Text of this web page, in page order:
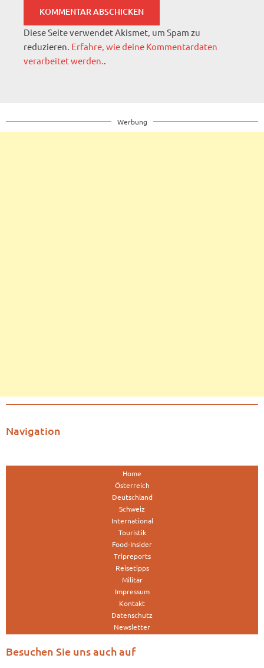
Diese Seite verwendet Akismet, um Spam zu
reduzieren. Erfahre, wie deine Kommentardaten
verarbeitet werden..
Werbung
Navigation
Home
Österreich
Deutschland
Schweiz
International
Touristik
Food-Insider
Tripreports
Reisetipps
Militär
Impressum
Kontakt
Datenschutz
Newsletter
Besuchen Sie uns auch auf